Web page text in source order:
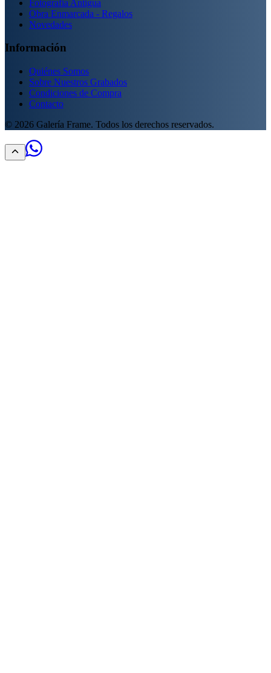
Fotografía Antigua
Obra Enmarcada - Regalos
Novedades
Información
Quiénes Somos
Sobre Nuestros Grabados
Condiciones de Compra
Contacto
© 2026 Galería Frame. Todos los derechos reservados.